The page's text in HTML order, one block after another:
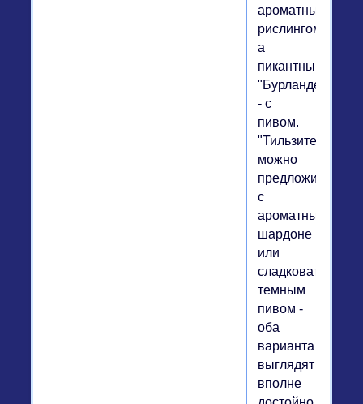
ароматным
рислингом,
а
пикантный
"Бурландер"
- с
пивом.
"Тильзитер"
можно
предложить
с
ароматным
шардоне
или
сладковатым
темным
пивом -
оба
варианта
выглядят
вполне